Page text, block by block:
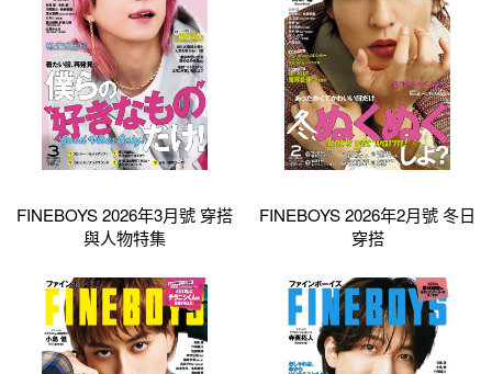
FINEBOYS 2026年3月號 穿搭
與人物特集
FINEBOYS 2026年2月號 冬日
穿搭